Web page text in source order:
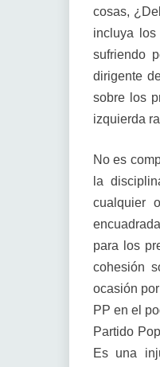
cosas,
incluya
sufriendo
dirigente
sobre los
izquierda
No es
la
cualquier
para los
cohesión
ocasión
PP en el
Partido
Es una